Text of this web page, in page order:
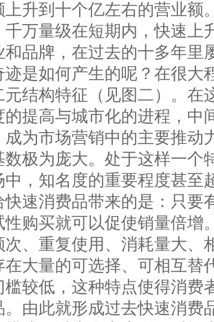
上升到十个亿左右的营业额
千万量级在短期内，快速上
和品牌，在过去的十多年里
如何产生的呢？在很大
元结构特征（见图二）。在
的提高与城市化的进程，中
成为市场营销中的主要推动
数极为庞大。处于这样一个
中，知名度的重要程度甚至
快速消费品带来的是：只要
性购买就可以促使销量倍增
次、重复使用、消耗量大、
在大量的可选择、可相互替
槛较低，这种特点使得消费
。由此就形成过去快速消费